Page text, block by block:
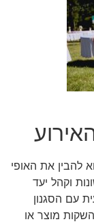
להבין את האופי
וקהל יעד
עם הסגנון
מוצר או